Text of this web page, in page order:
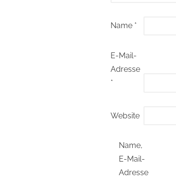
Name *
E-Mail-
Adresse
*
Website
Name,
E-Mail-
Adresse